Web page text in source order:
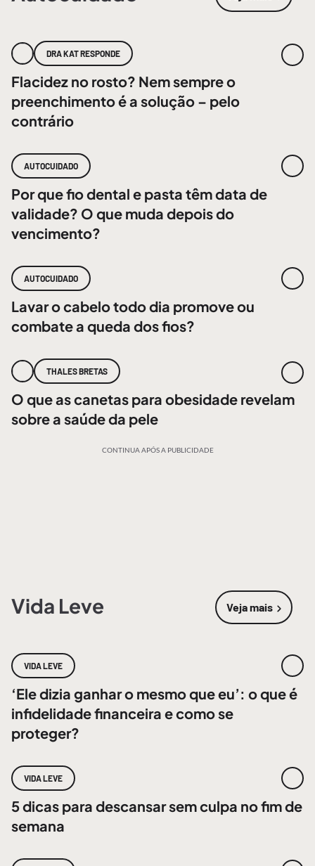
DRA KAT RESPONDE
Flacidez no rosto? Nem sempre o
preenchimento é a solução – pelo
contrário
AUTOCUIDADO
Por que fio dental e pasta têm data de
validade? O que muda depois do
vencimento?
AUTOCUIDADO
Lavar o cabelo todo dia promove ou
combate a queda dos fios?
THALES BRETAS
O que as canetas para obesidade revelam
sobre a saúde da pele
CONTINUA APÓS A PUBLICIDADE
Vida Leve Veja mais
sobre Vida
VIDA LEVE
‘Ele dizia ganhar o mesmo que eu’: o que é
infidelidade financeira e como se
proteger?
VIDA LEVE
5 dicas para descansar sem culpa no fim de
semana